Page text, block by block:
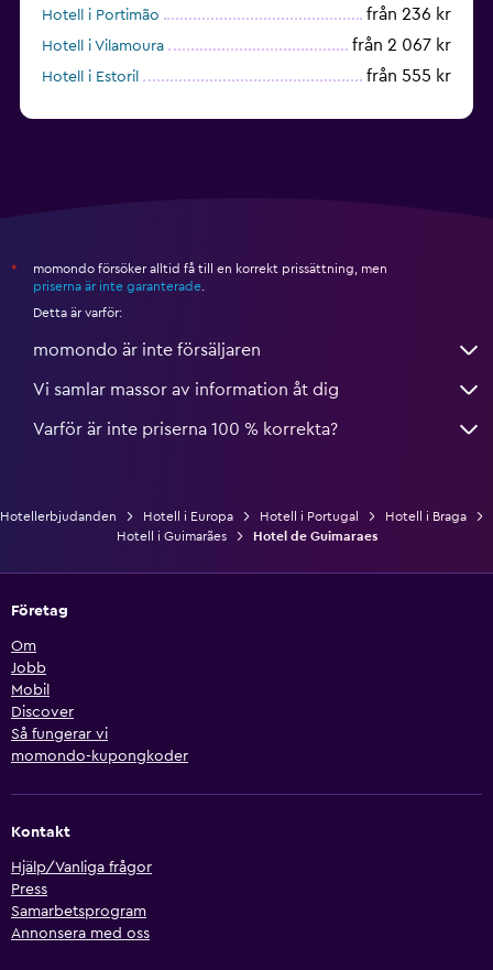
Hotell i Portimão från 236 kr
Hotell i Vilamoura från 2 067 kr
Hotell i Estoril från 555 kr
*
momondo försöker alltid få till en korrekt prissättning, men
priserna är inte garanterade
Detta är varför:
momondo är inte försäljaren
Vi samlar massor av information åt dig
Varför är inte priserna 100 % korrekta?
Hotellerbjudanden Hotell i Europa Hotell i Portugal
Hotell i Braga
Hotell i Guimarães
Hotel de Guimaraes
Företag
Om
Jobb
Mobil
Discover
Så fungerar vi
momondo-kupongkoder
Kontakt
Hjälp/Vanliga frågor
Press
Samarbetsprogram
Annonsera med oss